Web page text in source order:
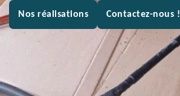
Nos réalisations Contactez-nous !